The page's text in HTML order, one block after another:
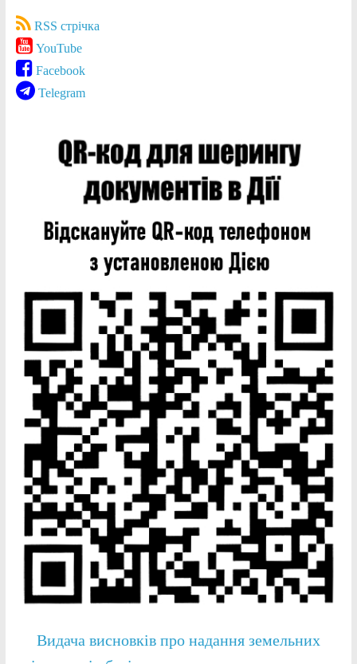
RSS стрічка
YouTube
Facebook
Telegram
Видача висновків про надання земельних